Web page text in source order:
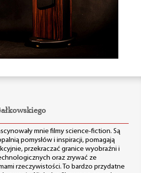
mnie filmy science-fiction. Są
pomysłów i inspiracji, pomagają
przekraczać granice wyobraźni i
oraz zrywać ze
rzeczywistości. To bardzo przydatne